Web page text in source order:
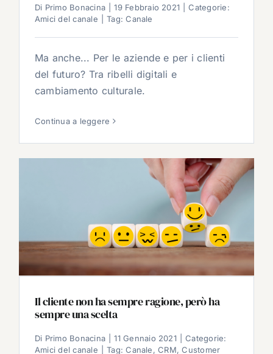
Di Primo Bonacina 19 Febbraio 2021
Categorie:
Amici del canale
Tag:Canale
Ma anche... Per le aziende e per i clienti
del futuro? Tra ribelli digitali e
cambiamento culturale.
Continua a leggere
Il cliente non ha sempre ragione, però ha
sempre una scelta
Di Primo Bonacina 11 Gennaio 2021
Categorie:
Amici del canale
Tag:Canale,CRM,Customer